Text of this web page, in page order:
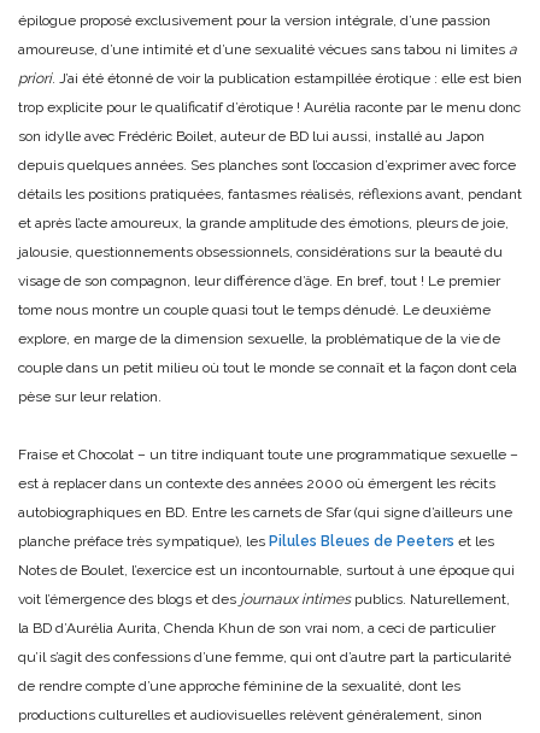
épilogue proposé exclusivement pour la version intégrale, d’une passion
amoureuse, d’une intimité et d’une sexualité vécues sans tabou ni limites a
priori. J’ai été étonné de voir la publication estampillée érotique : elle est bien
trop explicite pour le qualificatif d’érotique ! Aurélia raconte par le menu donc
son idylle avec Frédéric Boilet, auteur de BD lui aussi, installé au Japon
depuis quelques années. Ses planches sont l’occasion d’exprimer avec force
détails les positions pratiquées, fantasmes réalisés, réflexions avant, pendant
et après l’acte amoureux, la grande amplitude des émotions, pleurs de joie,
jalousie, questionnements obsessionnels, considérations sur la beauté du
visage de son compagnon, leur différence d’âge. En bref, tout ! Le premier
tome nous montre un couple quasi tout le temps dénudé. Le deuxième
explore, en marge de la dimension sexuelle, la problématique de la vie de
couple dans un petit milieu où tout le monde se connaît et la façon dont cela
pèse sur leur relation.
Fraise et Chocolat – un titre indiquant toute une programmatique sexuelle –
est à replacer dans un contexte des années 2000 où émergent les récits
autobiographiques en BD. Entre les carnets de Sfar (qui signe d’ailleurs une
planche préface très sympatique), les Pilules Bleues de Peeters et les
Notes de Boulet, l’exercice est un incontournable, surtout à une époque qui
voit l’émergence des blogs et des journaux intimespublics. Naturellement,
la BD d’Aurélia Aurita, Chenda Khun de son vrai nom, a ceci de particulier
qu’il s’agit des confessions d’une femme, qui ont d’autre part la particularité
de rendre compte d’une approche féminine de la sexualité, dont les
productions culturelles et audiovisuelles relèvent généralement, sinon